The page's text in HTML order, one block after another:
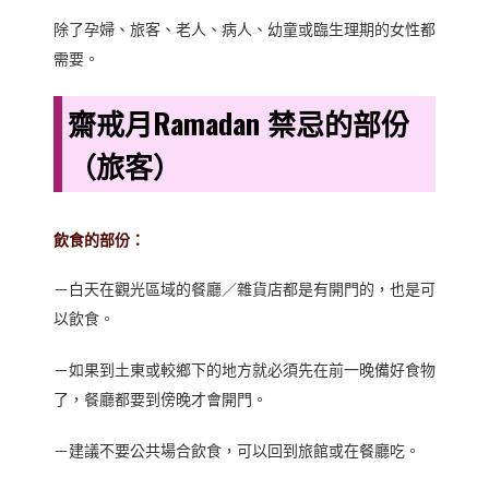
除了孕婦、旅客、老人、病人、幼童或臨生理期的女性都
需要。
齋戒月Ramadan 禁忌的部份
（旅客）
飲食的部份：
－白天在觀光區域的餐廳／雜貨店都是有開門的，也是可
以飲食。
－如果到土東或較鄉下的地方就必須先在前一晚備好食物
了，餐廳都要到傍晚才會開門。
－建議不要公共場合飲食，可以回到旅館或在餐廳吃。